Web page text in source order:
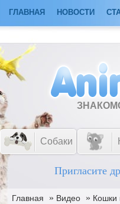
ГЛАВНАЯ НОВОСТИ
Собаки
Пригласите
Главная » Видео » Кошки